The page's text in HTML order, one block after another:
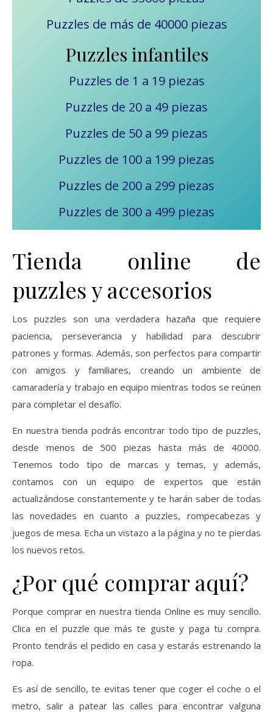
Puzzles de más de 40000 piezas
Puzzles infantiles
Puzzles de 1 a 19 piezas
Puzzles de 20 a 49 piezas
Puzzles de 50 a 99 piezas
Puzzles de 100 a 199 piezas
Puzzles de 200 a 299 piezas
Puzzles de 300 a 499 piezas
Tienda online de
puzzles y accesorios
Los puzzles son una verdadera hazaña que requiere
paciencia, perseverancia y habilidad para descubrir
patrones y formas. Además, son perfectos para compartir
con amigos y familiares, creando un ambiente de
camaradería y trabajo en equipo mientras todos se reúnen
para completar el desafío.
En nuestra tienda podrás encontrar todo tipo de puzzles,
desde menos de 500 piezas hasta más de 40000.
Tenemos todo tipo de marcas y temas, y además,
contamos con un equipo de expertos que están
actualizándose constantemente y te harán saber de todas
las novedades en cuanto a puzzles, rompecabezas y
juegos de mesa. Echa un vistazo a la página y no te pierdas
los nuevos retos.
¿Por qué comprar aquí?
Porque comprar en nuestra tienda Online es muy sencillo.
Clica en el puzzle que más te guste y paga tu compra.
Pronto tendrás el pedido en casa y estarás estrenando la
ropa.
Es así de sencillo, te evitas tener que coger el coche o el
metro, salir a patear las calles para encontrar valguna